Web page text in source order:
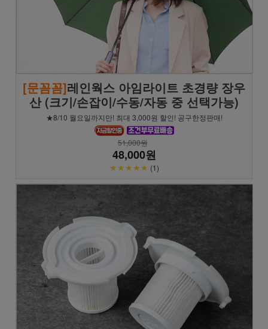
[문꼼꼼]레인웍스 아임라이트 초경량 장우
산 (크기/손잡이/수동/자동 중 선택가능)
★8/10 월요일까지만! 최대 3,000원 할인! 공구한정판매!
51,000원
48,000원
★★★★★ (1)